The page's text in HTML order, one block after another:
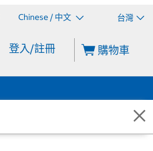
Chinese / 中文 台灣
登入/註冊 購物車